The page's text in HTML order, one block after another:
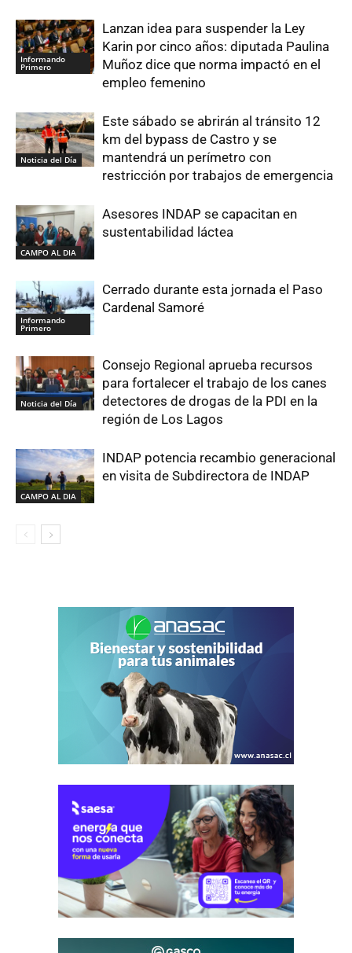
Informando
Primero
Lanzan idea para suspender la Ley
Karin por cinco años: diputada Paulina
Muñoz dice que norma impactó en el
empleo femenino
Noticia del Día
Este sábado se abrirán al tránsito 12
km del bypass de Castro y se
mantendrá un perímetro con
restricción por trabajos de emergencia
CAMPO AL DIA
Asesores INDAP se capacitan en
sustentabilidad láctea
Informando
Primero
Cerrado durante esta jornada el Paso
Cardenal Samoré
Noticia del Día
Consejo Regional aprueba recursos
para fortalecer el trabajo de los canes
detectores de drogas de la PDI en la
región de Los Lagos
CAMPO AL DIA
INDAP potencia recambio generacional
en visita de Subdirectora de INDAP